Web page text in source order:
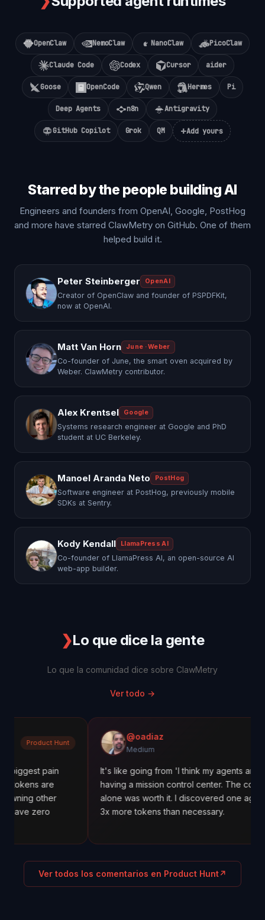
OpenClaw NemoClaw NanoClaw PicoClaw
Claude Code Codex Cursor aider
Goose OpenCode Qwen Hermes Pi
Deep Agents n8n Antigravity
GitHub Copilot Grok QM +Add yours
Starred by the people building AI
Engineers and founders from OpenAI, Google, PostHog
and more have starred ClawMetry on GitHub. One of them
helped build it.
Peter Steinberger OpenAI
Creator of OpenClaw and founder of PSPDFKit,
now at OpenAI.
Matt Van Horn June · Weber
Co-founder of June, the smart oven acquired by
Weber. ClawMetry contributor.
Alex Krentsel Google
Systems research engineer at Google and PhD
student at UC Berkeley.
Manoel Aranda Neto PostHog
Software engineer at PostHog, previously mobile
SDKs at Sentry.
Kody Kendall LlamaPress AI
Co-founder of LlamaPress AI, an open-source AI
web-app builder.
❯Lo que dice la gente
Lo que la comunidad dice sobre ClawMetry
Ver todo →
@oadiaz
Medium
It's like going from 'I think my agents are working' to
having a mission control center. The cost tracking
alone was worth it. I discovered one agent was using
3x more tokens than necessary.
Ver todos los comentarios en Product Hunt↗